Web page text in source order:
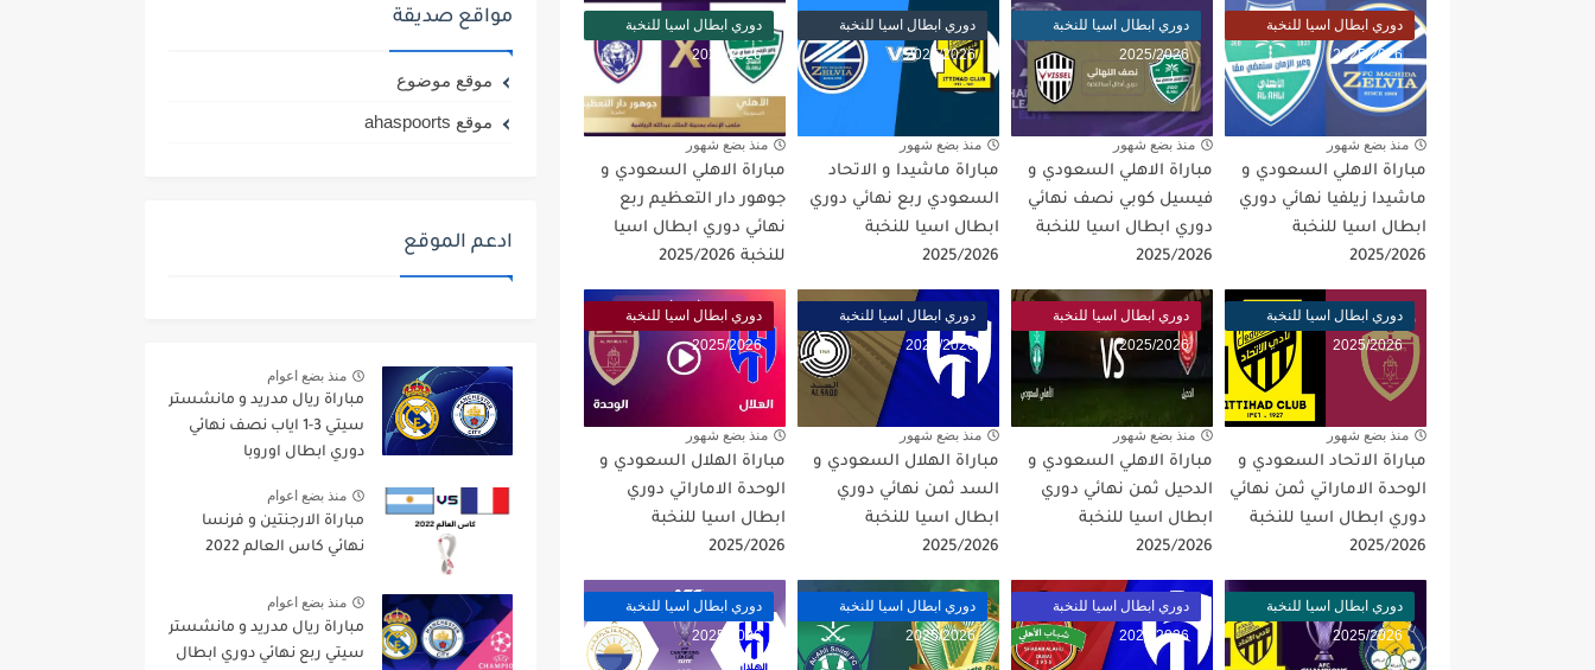
مباراة تشيلسي و ويسترن سيدني مباراة ودية 2026
مباراة سيلتيك و ميلان مباراة ودية 2026
مباراة الارجنتين و اسبانيا نهائي كاس العالم 2026
مباراة انجلترا و فرنسا المركز الثالث كاس العالم 2026
مباراة الارجنتين و انجلترا نصف نهائي كاس العالم 2026
دوري ابطال اسيا للنخبة
2025/2026
منذ بضع شهور
مباراة الاهلي السعودي و
ماشيدا زيلفيا نهائي دوري
ابطال اسيا للنخبة
2025/2026
دوري ابطال اسيا للنخبة
2025/2026
منذ بضع شهور
مباراة الاهلي السعودي و
فيسيل كوبي نصف نهائي
دوري ابطال اسيا للنخبة
2025/2026
دوري ابطال اسيا للنخبة
2025/2026
منذ بضع شهور
مباراة ماشيدا و الاتحاد
السعودي ربع نهائي دوري
ابطال اسيا للنخبة
2025/2026
دوري ابطال اسيا للنخبة
2025/2026
منذ بضع شهور
مباراة الاهلي السعودي و
جوهور دار التعظيم ربع
نهائي دوري ابطال اسيا
للنخبة 2025/2026
دوري ابطال اسيا للنخبة
2025/2026
منذ بضع شهور
مباراة الاتحاد السعودي و
الوحدة الاماراتي ثمن نهائي
دوري ابطال اسيا للنخبة
2025/2026
دوري ابطال اسيا للنخبة
2025/2026
منذ بضع شهور
مباراة الاهلي السعودي و
الدحيل ثمن نهائي دوري
ابطال اسيا للنخبة
2025/2026
دوري ابطال اسيا للنخبة
2025/2026
منذ بضع شهور
مباراة الهلال السعودي و
السد ثمن نهائي دوري
ابطال اسيا للنخبة
2025/2026
دوري ابطال اسيا للنخبة
2025/2026
منذ بضع شهور
مباراة الهلال السعودي و
الوحدة الاماراتي دوري
ابطال اسيا للنخبة
2025/2026
دوري ابطال اسيا للنخبة
2025/2026
دوري ابطال اسيا للنخبة
2025/2026
دوري ابطال اسيا للنخبة
2025/2026
دوري ابطال اسيا للنخبة
2025/2026
مواقع صديقة
موقع موضوع
موقع ahaspoorts
ادعم الموقع
منذ بضع اعوام
مباراة ريال مدريد و مانشستر
سيتي 3-1 اياب نصف نهائي
دوري ابطال اوروبا
منذ بضع اعوام
مباراة الارجنتين و فرنسا
نهائي كاس العالم 2022
منذ بضع اعوام
مباراة ريال مدريد و مانشستر
سيتي ربع نهائي دوري ابطال